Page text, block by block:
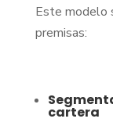
Este modelo
premisas:
cartera